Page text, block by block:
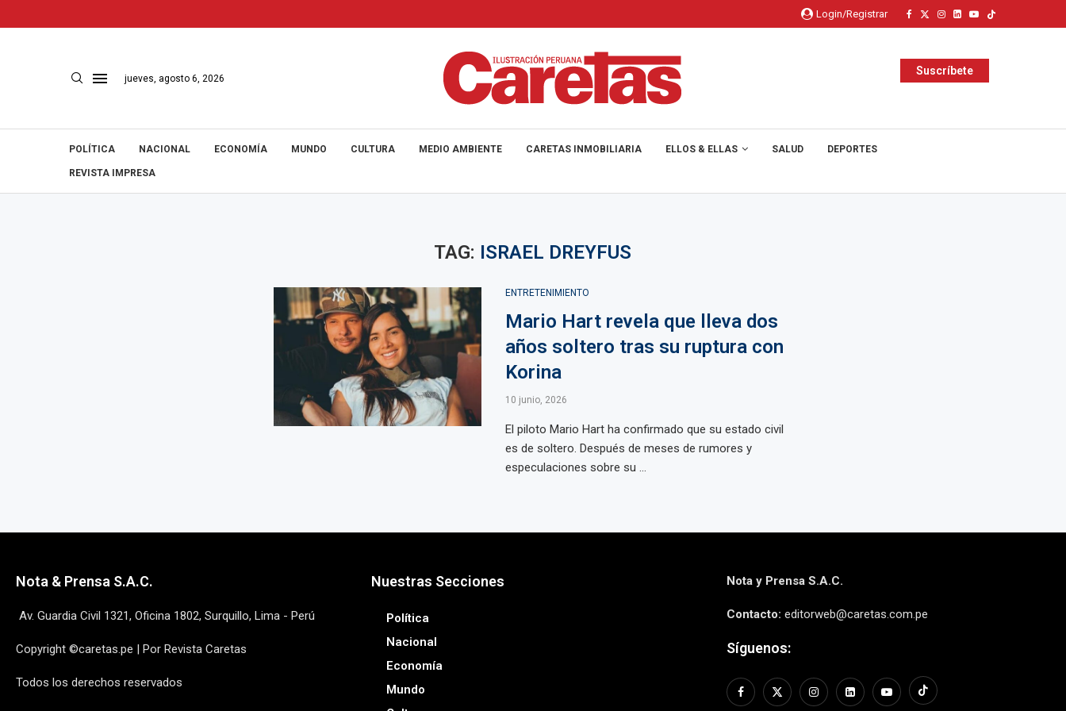
Login/Registrar
jueves, agosto 6, 2026
Suscríbete
POLÍTICA NACIONAL ECONOMÍA MUNDO CULTURA MEDIO AMBIENTE CARETAS INMOBILIARIA ELLOS & ELLAS SALUD DEPORTES
REVISTA IMPRESA
TAG: ISRAEL DREYFUS
ENTRETENIMIENTO
Mario Hart revela que lleva dos
años soltero tras su ruptura con
Korina
10 junio, 2026
El piloto Mario Hart ha confirmado que su estado civil
es de soltero. Después de meses de rumores y
especulaciones sobre su ...
Nota & Prensa S.A.C.
Av. Guardia Civil 1321, Oficina 1802, Surquillo, Lima - Perú
Copyright ©caretas.pe | Por Revista Caretas
Todos los derechos reservados
Nuestras Secciones
Política
Nacional
Economía
Mundo
Nota y Prensa S.A.C.
Contacto: editorweb@caretas.com.pe
Síguenos: